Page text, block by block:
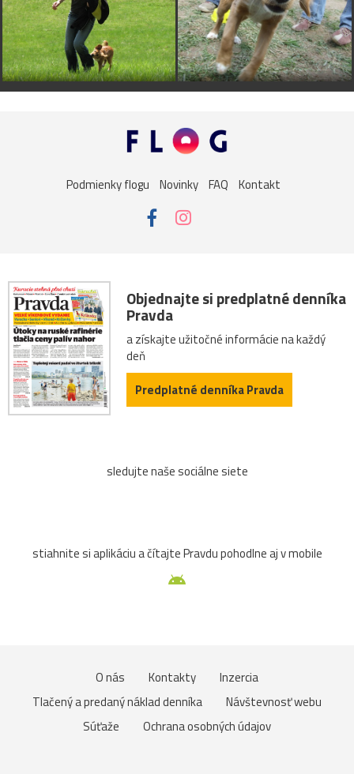
Podmienky flogu Novinky FAQ Kontakt
Objednajte si predplatné denníka
Pravda
a získajte užitočné informácie na každý
deň
Predplatné denníka Pravda
sledujte naše sociálne siete
stiahnite si aplikáciu a čítajte Pravdu pohodlne aj v mobile
O nás Kontakty
Inzercia
Tlačený a predaný náklad denníka
Návštevnosť webu
Súťaže
Ochrana osobných údajov